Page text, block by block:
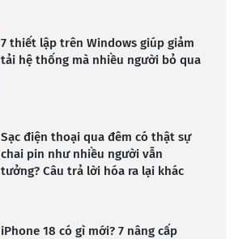
7 thiết lập trên Windows giúp giảm
tải hệ thống mà nhiều người bỏ qua
Sạc điện thoại qua đêm có thật sự
chai pin như nhiều người vẫn
tưởng? Câu trả lời hóa ra lại khác
iPhone 18 có gì mới? 7 nâng cấp